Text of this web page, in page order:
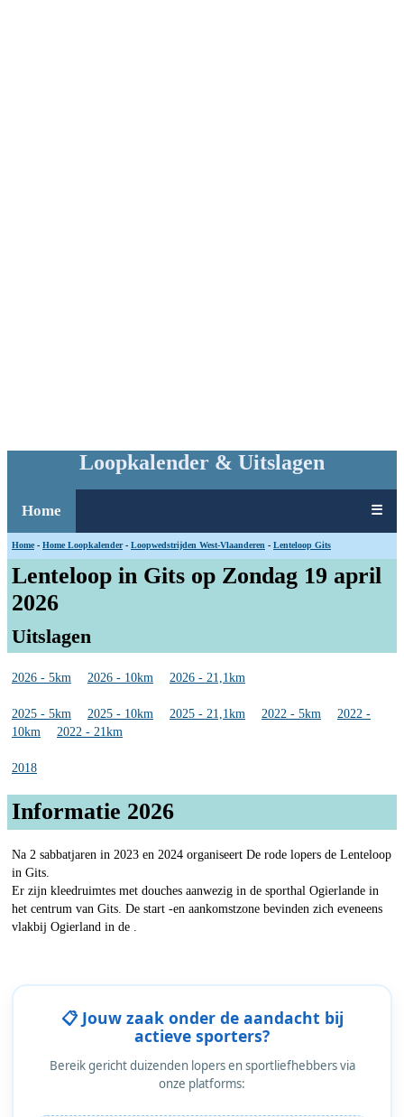
Loopkalender & Uitslagen
Home ☰
Home - Home Loopkalender- Loopwedstrijden West-Vlaanderen - Lenteloop Gits
Lenteloop in Gits op Zondag 19 april
2026
Uitslagen
2026 - 5km 2026 - 10km 2026 - 21,1km
2025 - 5km 2025 - 10km 2025 - 21,1km 2022 - 5km
2022 -
10km
2022 - 21km
2018
Informatie 2026
Na 2 sabbatjaren in 2023 en 2024 organiseert De rode lopers de Lenteloop
in Gits.
Er zijn kleedruimtes met douches aanwezig in de sporthal Ogierlande in
het centrum van Gits. De start -en aankomstzone bevinden zich eveneens
vlakbij Ogierland in de .
📋 Jouw zaak onder de aandacht bij
actieve sporters?
Bereik gericht duizenden lopers en sportliefhebbers via
onze platforms: